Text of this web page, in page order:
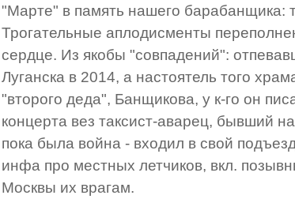
"Марте" в память нашего барабанщика:
Трогательные аплодисменты
сердце. Из якобы "совпадений":
Луганска в 2014, а настоятель того
"второго деда", Банщикова, у к-го он
концерта вез таксист-аварец, бывший
пока была война - входил в свой
инфа про местных летчиков, вкл.
Москвы их врагам.